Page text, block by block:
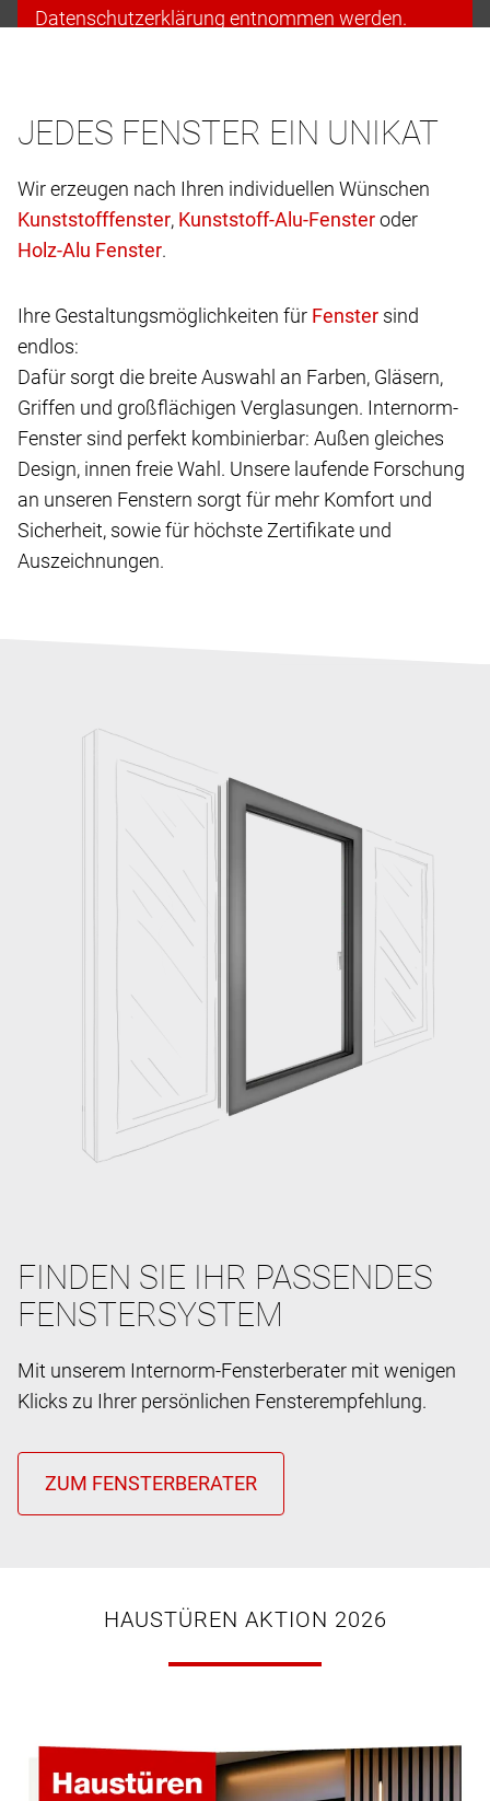
Datenschutzerklärung entnommen werden.
JEDES FENSTER EIN UNIKAT
Wir erzeugen nach Ihren individuellen Wünschen
,
oder
.
Ihre Gestaltungsmöglichkeiten für
sind
endlos:
Dafür sorgt die breite Auswahl an Farben, Gläsern,
Griffen und großflächigen Verglasungen. Internorm-
Fenster sind perfekt kombinierbar: Außen gleiches
Design, innen freie Wahl. Unsere laufende Forschung
an unseren Fenstern sorgt für mehr Komfort und
Sicherheit, sowie für höchste Zertifikate und
Auszeichnungen.
FINDEN SIE IHR PASSENDES
FENSTERSYSTEM
Mit unserem Internorm-Fensterberater mit wenigen
Klicks zu Ihrer persönlichen Fensterempfehlung.
HAUSTÜREN AKTION 2026